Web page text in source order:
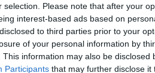
selection. Please note that after your
interest-based ads based on
to third parties prior to your
of your personal information by
This information may also be disclosed
Participants that may further disclose it
L Lapszemle